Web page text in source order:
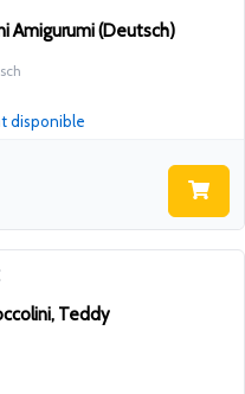
Amigurumi (Deutsch)
disponible
Teddy